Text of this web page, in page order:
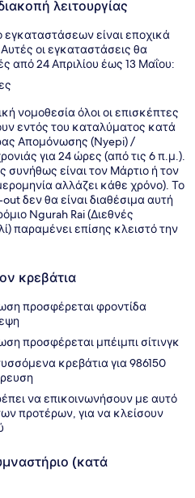
λειτουργίας
είναι εποχικά
οι εγκαταστάσεις θα
από 24 Απριλίου έως 13 Μαΐου:
νομοθεσία όλοι οι επισκέπτες
εντός του καταλύματος κατά
Απομόνωσης (Nyepi) /
για 24 ώρες (από τις 6 π.μ.).
είναι τον Μάρτιο ή τον
αλλάζει κάθε χρόνο). Το
δεν θα είναι διαθέσιμα αυτή
Ngurah Rai (Διεθνές
παραμένει επίσης κλειστό την
κρεβάτια
προσφέρεται φροντίδα
προσφέρεται μπέιμπι σίτινγκ
κρεβάτια για 986150
να επικοινωνήσουν με αυτό
προτέρων, για να κλείσουν
(κατά